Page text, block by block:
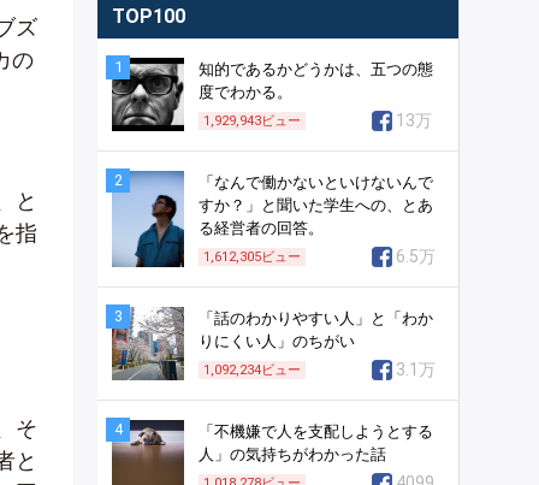
ズ
の
と
指
そ
と
TOP100
1
知的であるかどうかは、五つの態
度でわかる。
1,929,943ビュー 13万
2
「なんで働かないといけないんで
すか？」と聞いた学生への、とあ
る経営者の回答。
1,612,305ビュー 6.5万
3
「話のわかりやすい人」と「わか
りにくい人」のちがい
1,092,234ビュー 3.1万
4
「不機嫌で人を支配しようとする
人」の気持ちがわかった話